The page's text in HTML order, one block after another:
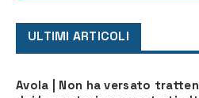
ULTIMI ARTICOLI
Avola | Non ha versato